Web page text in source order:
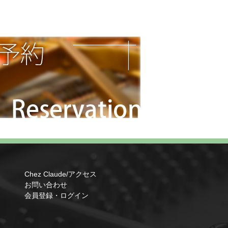
Chez Claude/アクセス
お問い合わせ
会員登録・ログイン